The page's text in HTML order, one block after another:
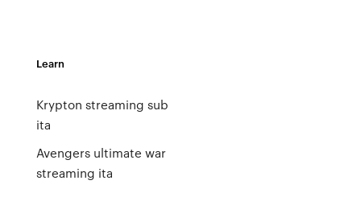
Learn
Krypton streaming sub
ita
Avengers ultimate war
streaming ita